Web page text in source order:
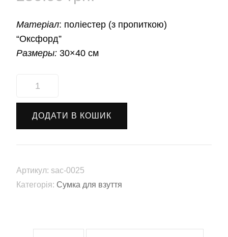
Матеріал: поліестер (з пропиткою)
“Оксфорд”
Размеры: 30×40 см
Сумка
"Бравл
Акула"
(sac-
ДОДАТИ В КОШИК
Артикул: sac-0025
Категорія: Сумка для взуття